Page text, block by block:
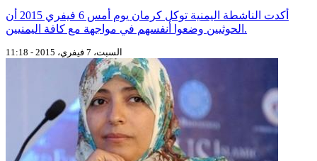
أكدت الناشطة اليمنية توكل كرمان يوم أمس 6 فيفري 2015 أن
الحوثيين وضعوا أنفسهم في مواجهة مع كافة اليمنيين.
السبت، 7 فيفري، 2015 - 11:18